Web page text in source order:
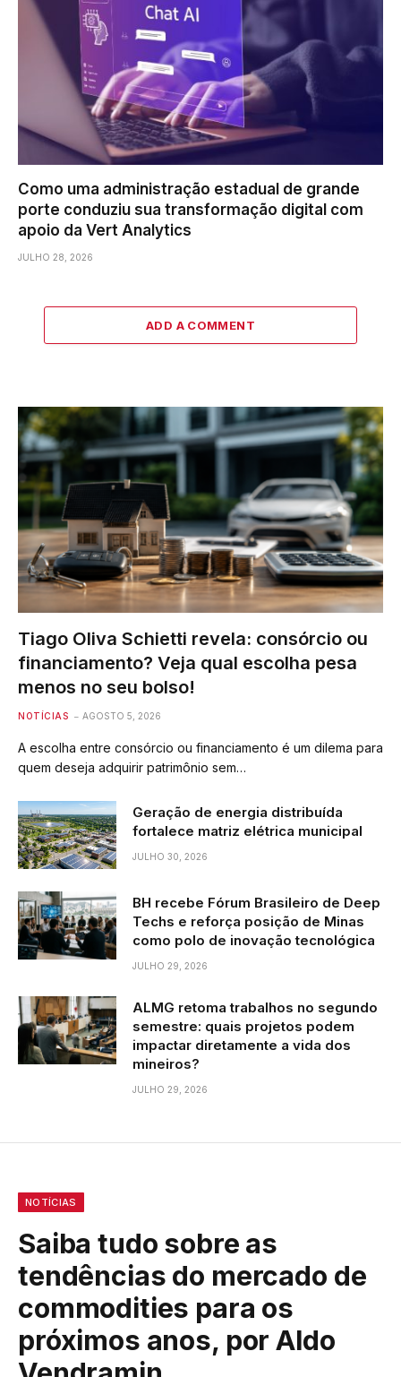
Como uma administração estadual de grande
porte conduziu sua transformação digital com
apoio da Vert Analytics
JULHO 28, 2026
ADD A COMMENT
Tiago Oliva Schietti revela: consórcio ou
financiamento? Veja qual escolha pesa
menos no seu bolso!
NOTÍCIAS AGOSTO 5, 2026
A escolha entre consórcio ou financiamento é um dilema para
quem deseja adquirir patrimônio sem…
Geração de energia distribuída
fortalece matriz elétrica municipal
JULHO 30, 2026
BH recebe Fórum Brasileiro de Deep
Techs e reforça posição de Minas
como polo de inovação tecnológica
JULHO 29, 2026
ALMG retoma trabalhos no segundo
semestre: quais projetos podem
impactar diretamente a vida dos
mineiros?
JULHO 29, 2026
NOTÍCIAS
Saiba tudo sobre as
tendências do mercado de
commodities para os
próximos anos, por Aldo